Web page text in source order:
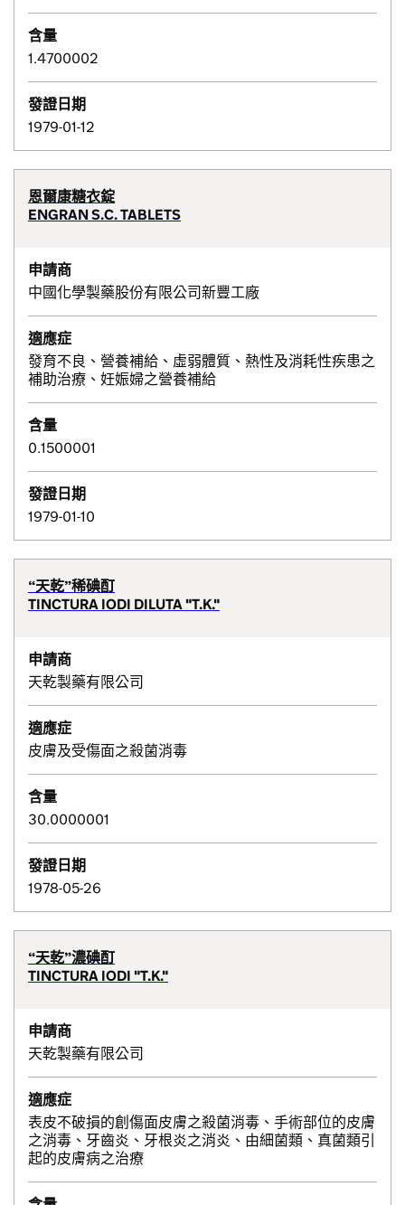
含量
1.4700002
發證日期
1979-01-12
恩爾康糖衣錠
ENGRAN S.C. TABLETS
申請商
中國化學製藥股份有限公司新豐工廠
適應症
發育不良、營養補給、虛弱體質、熱性及消耗性疾患之
補助治療、妊娠婦之營養補給
含量
0.1500001
發證日期
1979-01-10
“天乾”稀碘酊
TINCTURA IODI DILUTA "T.K."
申請商
天乾製藥有限公司
適應症
皮膚及受傷面之殺菌消毒
含量
30.0000001
發證日期
1978-05-26
“天乾”濃碘酊
TINCTURA IODI "T.K."
申請商
天乾製藥有限公司
適應症
表皮不破損的創傷面皮膚之殺菌消毒、手術部位的皮膚
之消毒、牙齒炎、牙根炎之消炎、由細菌類、真菌類引
起的皮膚病之治療